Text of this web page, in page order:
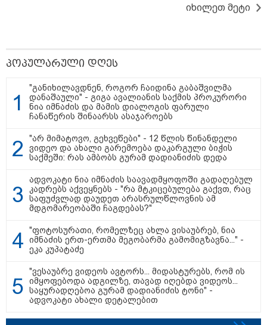
თბილისი - ანტალია 1025.80
ლარიდან
თბილისი - ჰერაკლიონი 1778.80
თბილისი - ბუდაპეშტი 1402.60
ლარიდან
თბილისი - რომი 1365.70 ლარიდან
იხილეთ მეტი
პოპულარული დღეს
"განიხილავდნენ, როგორ ჩაიდინა გაბაშვილმა
დანაშაული" - გიგა ავალიანის საქმის პროკურორი
ნია იმნაძის და მამის დიალოგის ფარული
ჩანაწერის შინაარსს ასაჯაროებს
"არ მიმატოვო, გეხვეწები" - 12 წლის წინანდელი
ვიდეო და ახალი გარემოება დაკარგული ბიჭის
საქმეში: რას ამბობს გურამ დადიანიძის დედა
ადვოკატი ნია იმნაძის საავადმყოფოში გადაღებულ
კადრებს აქვეყნებს - "რა მტკიცებულება გაქვთ, რაც
საფუძვლად დაუდეთ არასრულწლოვნის ამ
მდგომარეობაში ჩაგდებას?"
"ფოტოსურათი, რომელზეც ახლა ვისაუბრებ, ნია
იმნაძის ერთ-ერთმა მეგობარმა გამომიგზავნა..." -
ეკა კუპატაძე
"ვესაუბრე ვიდეოს ავტორს... მიდასტურებს, რომ ის
იმყოფებოდა ადგილზე, თავად იღებდა ვიდეოს...
საყურადღებოა გურამ დადიანიძის ტონი" -
ადვოკატი ახალი დეტალებით